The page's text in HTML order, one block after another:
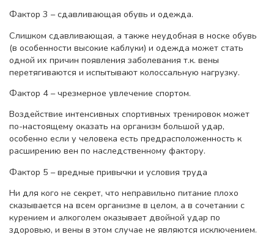
Фактор 3 – сдавливающая обувь и одежда.
Слишком сдавливающая, а также неудобная в носке обувь
(в особенности высокие каблуки) и одежда может стать
одной их причин появления заболевания т.к. вены
перетягиваются и испытывают колоссальную нагрузку.
Фактор 4 – чрезмерное увлечение спортом.
Воздействие интенсивных спортивных тренировок может
по-настоящему оказать на организм большой удар,
особенно если у человека есть предрасположенность к
расширению вен по наследственному фактору.
Фактор 5 – вредные привычки и условия труда
Ни для кого не секрет, что неправильно питание плохо
сказывается на всем организме в целом, а в сочетании с
курением и алкоголем оказывает двойной удар по
здоровью, и вены в этом случае не являются исключением.